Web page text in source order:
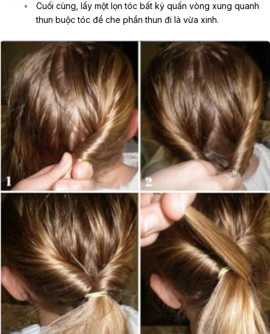
Cuối cùng, lấy một lọn tóc bất kỳ quấn vòng xung quanh
thun buộc tóc để che phần thun đi là vừa xinh.